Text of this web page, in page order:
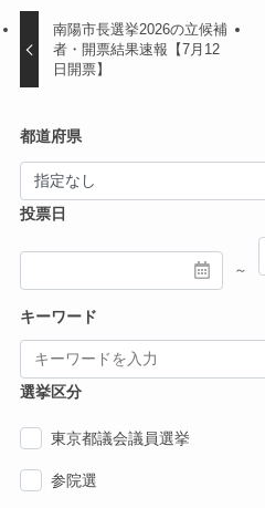
南陽市長選挙2026の立候補
者・開票結果速報【7月12
日開票】
都道府県
投票日
～
キーワード
選挙区分
東京都議会議員選挙
参院選